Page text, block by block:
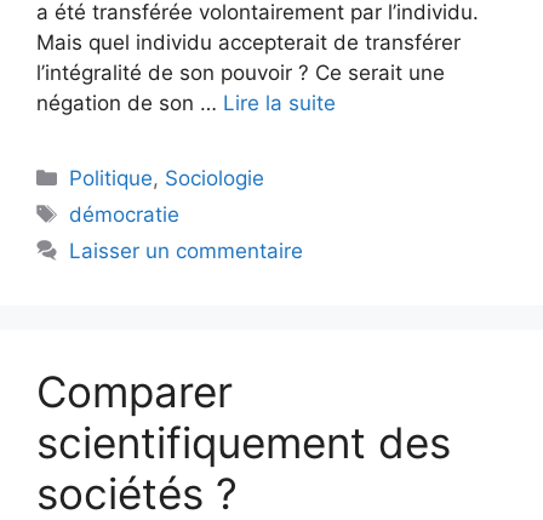
a été transférée volontairement par l’individu.
Mais quel individu accepterait de transférer
l’intégralité de son pouvoir ? Ce serait une
négation de son … Lire la suite
Catégories
Politique, Sociologie
Étiquettes
démocratie
Laisser un commentaire
Comparer
scientifiquement des
sociétés ?